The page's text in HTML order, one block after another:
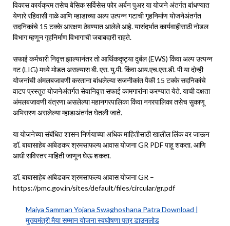
विकास कार्यक्रम तसेच बेसिक सर्विसेस फोर अर्बन पुअर या योजने अंतर्गत बांधण्यात
येणारे रहिवासी गाळे आणि म्हाडाच्या अल्प उत्पन्न गटाची गृहनिर्माण योजनेअंतर्गत
सदनिकांचे 15 टक्के आरक्षण ठेवण्यात आलेले आहे. यासंदर्भात कार्यवाहीसाठी नोडल
विभाग म्हणून गृहनिर्माण विभागाची जबाबदारी राहते.
सफाई कर्मचारी निवृत्त झाल्यानंतर तो आर्थिकदृष्ट्या दुर्बल (EWS) किंवा अल्प उत्पन्न
गट (LIG) मध्ये मोडत असल्यास बी. एस. यु.पी. किंवा आय.एच.एस.डी. पी या दोन्ही
योजनांची अंमलबजावणी करताना बांधलेल्या सजनीकांत पैकी 15 टक्के सदनिकांचे
वाटप प्रस्तुत योजनेअंतर्गत सेवानिवृत्त सफाई कामगारांना करण्यात येते. याची दक्षता
अंमलबजावणी यंत्रणा असलेल्या महानगरपालिका किंवा नगरपालिका तसेच सुकाणू
अभिसरण असलेल्या म्हाडाअंतर्गत घेतली जाते.
या योजनेच्या संबंधित शासन निर्णयाच्या अधिक माहितीसाठी खालील लिंक वर जाऊन
डॉ. बाबासाहेब आंबेडकर श्रमसाफल्य आवास योजना GR PDF पाहू शकता. आणि
आधी सविस्तर माहिती जाणून घेऊ शकता.
डॉ. बाबासाहेब आंबेडकर श्रमसाफल्य आवास योजना GR –
https://pmc.gov.in/sites/default/files/circular/gr.pdf
Maiya Samman Yojana Swaghoshana Patra Download |
मुख्यमंत्री मैया सम्मान योजना स्वघोषणा पत्र डाउनलोड